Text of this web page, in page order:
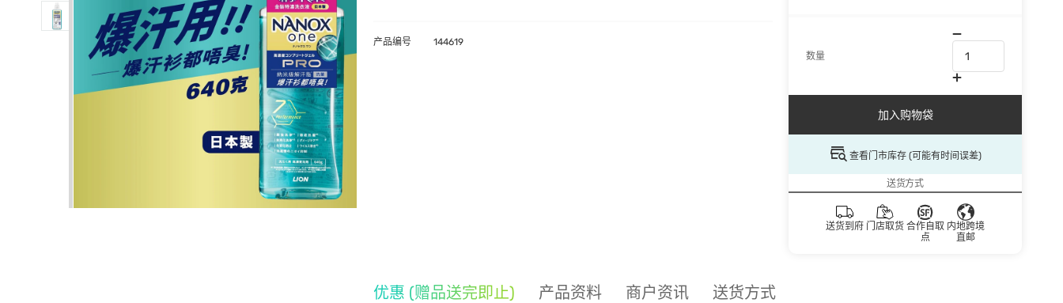
数量
加入购物袋
查看门市库存 (可能有时间误差)
送货方式
送货到府 门店取货 合作自取
点
内地跨境
直邮
产品编号 144619
优惠 (赠品送完即止) 产品资料 商户资讯 送货方式